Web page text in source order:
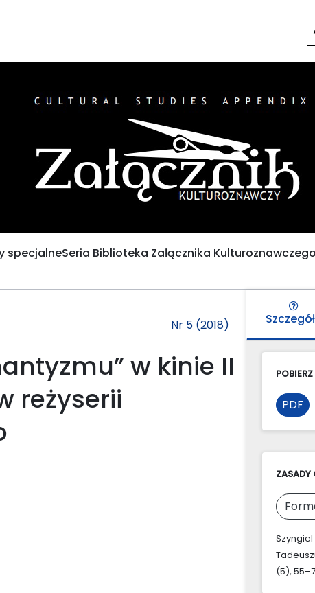
specjalneSeria Biblioteka Załącznika Kulturoznawczego
Nr 5 (2018)
w kinie II
reżyserii
PDF
Szyngiel
(5),